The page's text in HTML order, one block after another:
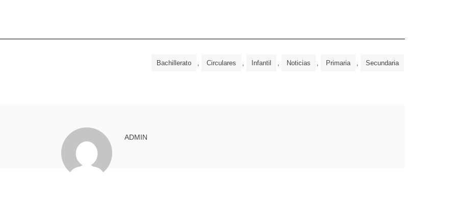
Bachillerato , Circulares , Infantil , Noticias , Primaria , Secundaria
ADMIN